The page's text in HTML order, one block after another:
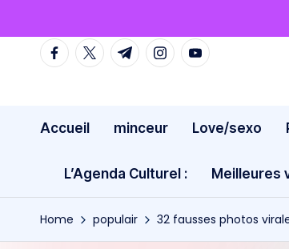
Skip
facebook.com
twitter.com
t.me instagram.com
youtube.com
Accueil minceur Love/sexo
L’Agenda Culturel : Meilleures
Home populair 32 fausses photos